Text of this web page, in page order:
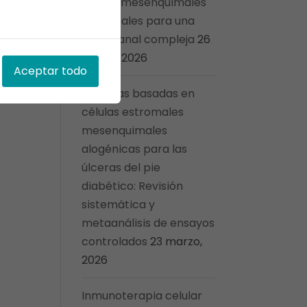
umbilicales para una
fístula anal compleja 26
marzo, 2026
Terapias basadas en
células estromales
mesenquimales
alogénicas para las
úlceras del pie
diabético: Revisión
sistemática y
metaanálisis de ensayos
controlados 23 marzo,
2026
Inmunoterapia celular
Aceptar todo